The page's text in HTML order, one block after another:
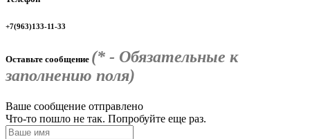
+7(963)133-11-33
Оставьте сообщение (* - Обязательные к
заполнению поля)
Ваше сообщение отправлено
Что-то пошло не так. Попробуйте еще раз.